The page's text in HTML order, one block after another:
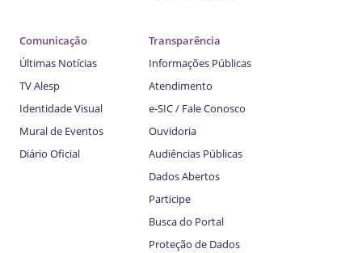
Comunicação
Últimas Notícias
TV Alesp
Identidade Visual
Mural de Eventos
Diário Oficial
Transparência
Informações Públicas
Atendimento
e-SIC / Fale Conosco
Ouvidoria
Audiências Públicas
Dados Abertos
Participe
Busca do Portal
Proteção de Dados